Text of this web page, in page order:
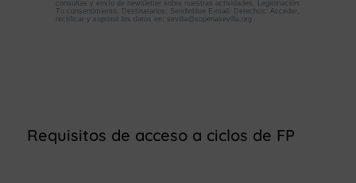
Requisitos de acceso a ciclos de FP